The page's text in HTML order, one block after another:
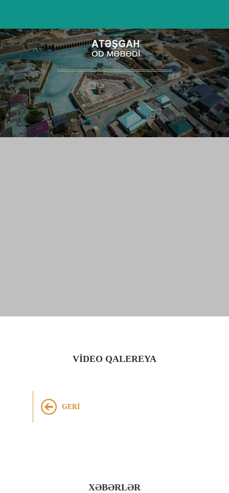
VIDEO QALEREYA
GERI
XƏBƏRLƏR